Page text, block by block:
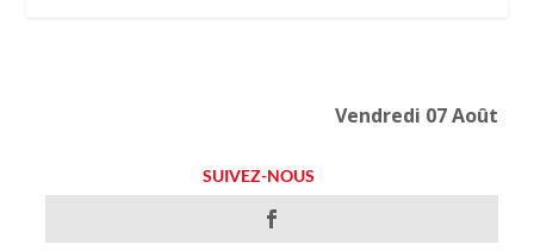
Vendredi 07 Août
SUIVEZ-NOUS